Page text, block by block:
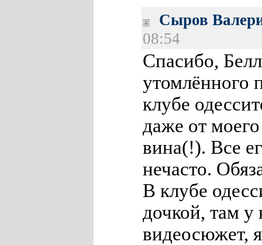
Сыров
08:54
Спасибо,
утомлённого
клубе
даже от
вина(!). Все
нечасто.
В клубе
дочкой, там
видеосюжет,